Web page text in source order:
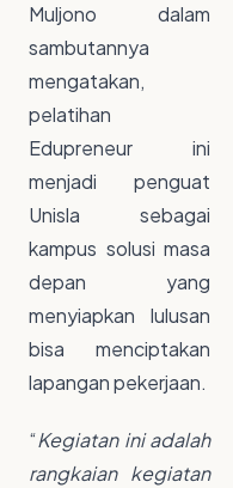
Muljono dalam
sambutannya
mengatakan,
pelatihan
Edupreneur ini
menjadi penguat
Unisla sebagai
kampus solusi masa
depan yang
menyiapkan lulusan
bisa menciptakan
lapangan pekerjaan.
“Kegiatan ini adalah
rangkaian kegiatan